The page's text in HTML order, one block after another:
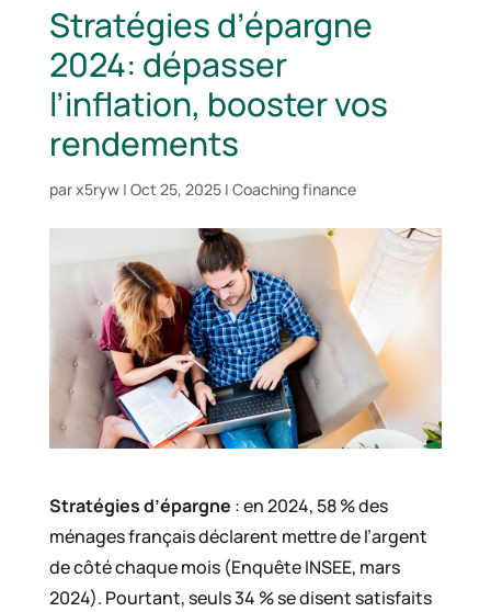
Stratégies d’épargne
2024: dépasser
l’inflation, booster vos
rendements
parx5ryw| Oct 25, 2025| Coaching finance
Stratégies d’épargne : en 2024, 58 % des
ménages français déclarent mettre de l’argent
de côté chaque mois (Enquête INSEE, mars
2024). Pourtant, seuls 34 % se disent satisfaits